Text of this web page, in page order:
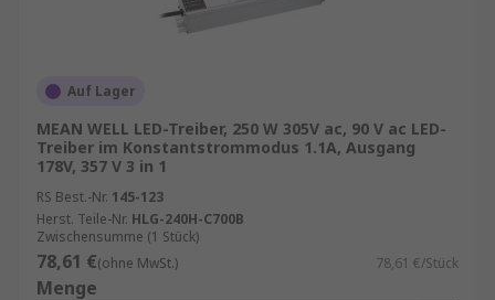
Auf Lager
MEAN WELL LED-Treiber, 250 W 305V ac, 90 V ac LED-
Treiber im Konstantstrommodus 1.1A, Ausgang
178V, 357 V 3 in 1
RS Best.-Nr. 145-123
Herst. Teile-Nr. HLG-240H-C700B
Zwischensumme (1 Stück)
78,61 €(ohne MwSt.) 78,61 €/Stück
Menge